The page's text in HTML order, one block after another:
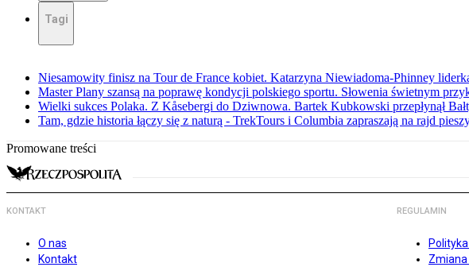
Tagi
Niesamowity finisz na Tour de France kobiet. Katarzyna Niewiadoma-Phinney
Master Plany szansą na poprawę kondycji polskiego sportu. Słowenia świetnym
Wielki sukces Polaka. Z Kåsebergi do Dziwnowa. Bartek Kubkowski przepłynął
Tam, gdzie historia łączy się z naturą - TrekTours i Columbia zapraszają na rajd
Promowane treści
KONTAKT
O nas
Kontakt
REGULAMIN